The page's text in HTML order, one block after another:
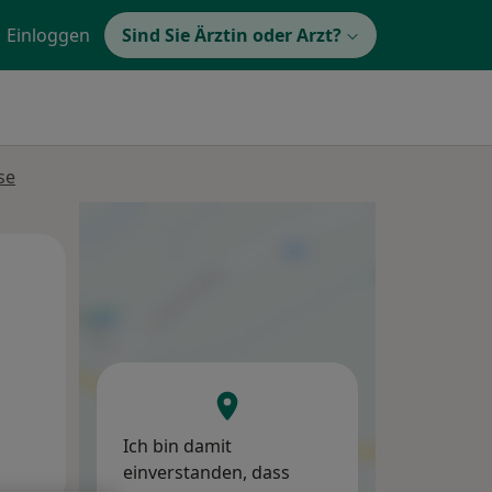
Einloggen Sind Sie Ärztin oder Arzt?
Ich bin damit
einverstanden, dass